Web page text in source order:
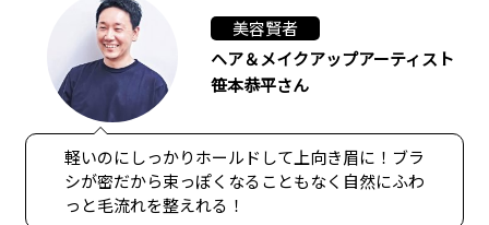
美容賢者
ヘア＆メイクアップアーティスト
笹本恭平さん
軽いのにしっかりホールドして上向き眉に！ブラ
シが密だから束っぽくなることもなく自然にふわ
っと毛流れを整えれる！